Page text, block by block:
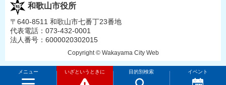
メニュー いざというときに 目的別検索 イベント
和歌山市役所
〒640-8511 和歌山市七番丁23番地
代表電話：073-432-0001
法人番号：6000020302015
Copyright © Wakayama City Web